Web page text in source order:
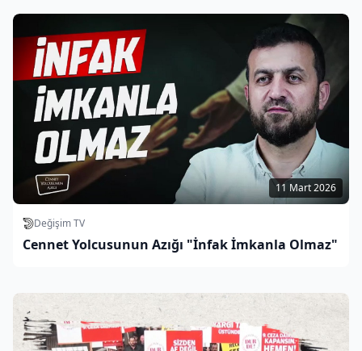
11 Mart 2026
Değişim TV
Cennet Yolcusunun Azığı "İnfak İmkanla Olmaz"